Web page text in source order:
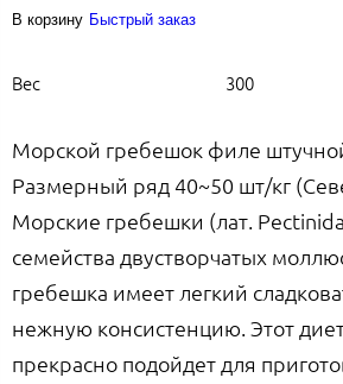
В корзину Быстрый заказ
Вес 300
Морской гребешок филе
Размерный ряд 40~50 шт/кг
Морские гребешки (лат.
семейства двустворчатых
гребешка имеет легкий
нежную консистенцию. Этот
прекрасно подойдет для